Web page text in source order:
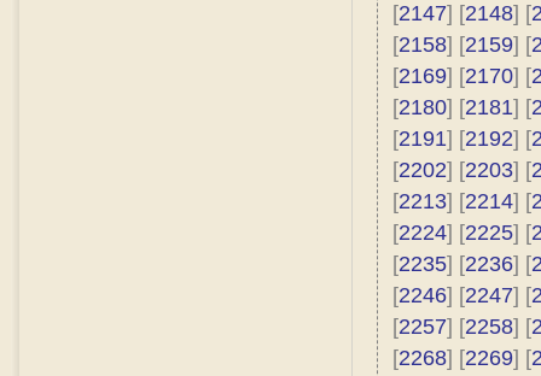
[2147] [2148] [
[2158] [2159] [
[2169] [2170] [
[2180] [2181] [
[2191] [2192] [
[2202] [2203] [
[2213] [2214] [
[2224] [2225] [
[2235] [2236] [
[2246] [2247] [
[2257] [2258] [
[2268] [2269] [